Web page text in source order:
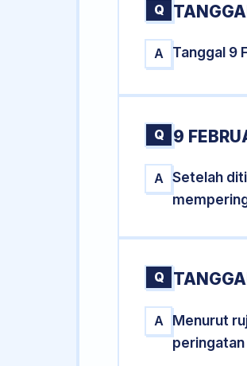
Q
A Tanggal 9
Q 9
A Setelah
Q
A
Menurut